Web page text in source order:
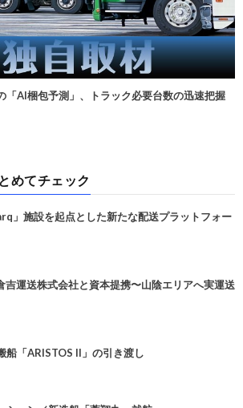
「AI梱包予測」、トラック必要台数の迅速把握
めてチェック
」施設を起点とした新たな配送プラットフォー
運送株式会社と資本提携〜山陰エリアへ実運送
船「ARISTOS II」の引き渡し